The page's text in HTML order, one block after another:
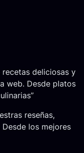
recetas deliciosas y
web. Desde platos
reseñas,
los mejores